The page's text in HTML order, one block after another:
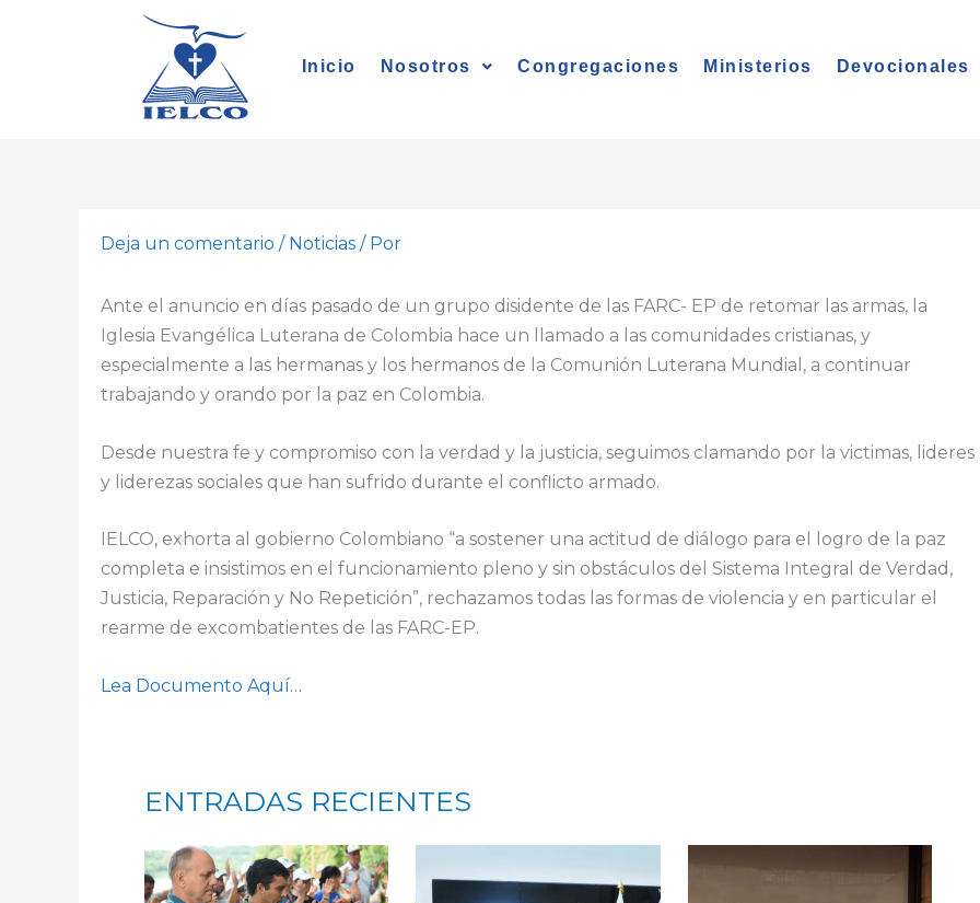
Inicio Nosotros Congregaciones Ministerios Devocionales
Deja un comentario / Noticias / Por
Ante el anuncio en días pasado de un grupo disidente de las FARC- EP de retomar las armas, la
Iglesia Evangélica Luterana de Colombia hace un llamado a las comunidades cristianas, y
especialmente a las hermanas y los hermanos de la Comunión Luterana Mundial, a continuar
trabajando y orando por la paz en Colombia.
Desde nuestra fe y compromiso con la verdad y la justicia, seguimos clamando por la victimas, lideres
y liderezas sociales que han sufrido durante el conflicto armado.
IELCO, exhorta al gobierno Colombiano “a sostener una actitud de diálogo para el logro de la paz
completa e insistimos en el funcionamiento pleno y sin obstáculos del Sistema Integral de Verdad,
Justicia, Reparación y No Repetición”, rechazamos todas las formas de violencia y en particular el
rearme de excombatientes de las FARC-EP.
Lea Documento Aquí…
ENTRADAS RECIENTES